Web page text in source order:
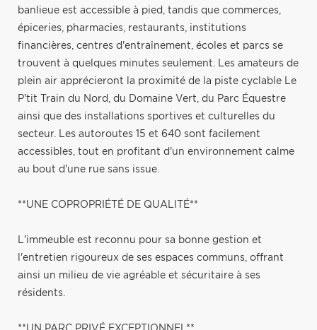
banlieue est accessible à pied, tandis que commerces,
épiceries, pharmacies, restaurants, institutions
financières, centres d'entraînement, écoles et parcs se
trouvent à quelques minutes seulement. Les amateurs de
plein air apprécieront la proximité de la piste cyclable Le
P'tit Train du Nord, du Domaine Vert, du Parc Équestre
ainsi que des installations sportives et culturelles du
secteur. Les autoroutes 15 et 640 sont facilement
accessibles, tout en profitant d'un environnement calme
au bout d'une rue sans issue.
**UNE COPROPRIÉTÉ DE QUALITÉ**
L'immeuble est reconnu pour sa bonne gestion et
l'entretien rigoureux de ses espaces communs, offrant
ainsi un milieu de vie agréable et sécuritaire à ses
résidents.